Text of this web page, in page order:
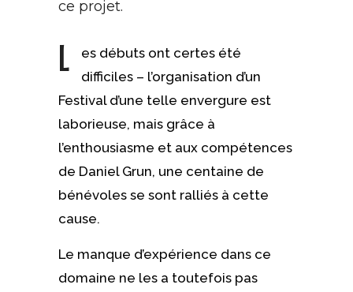
ce projet.
L
es débuts ont certes été
difficiles – l’organisation d’un
Festival d’une telle envergure est
laborieuse, mais grâce à
l’enthousiasme et aux compétences
de Daniel Grun, une centaine de
bénévoles se sont ralliés à cette
cause.
Le manque d’expérience dans ce
domaine ne les a toutefois pas